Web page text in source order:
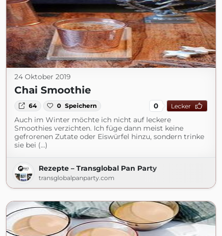
24 Oktober 2019
Chai Smoothie
64 0 Speichern 0 Lecker
Auch im Winter möchte ich nicht auf leckere
Smoothies verzichten. Ich füge dann meist keine
gefrorenen Zutate oder Eiswürfel hinzu, sondern trinke
sie bei (...)
Rezepte – Transglobal Pan Party
transglobalpanparty.com